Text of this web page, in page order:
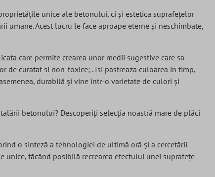
unice ale betonului, ci și estetica suprafețelor
Acest lucru le face aproape eterne și neschimbate,
care permite crearea unor medii sugestive care sa
de curatat si non-toxice; . Isi pastreaza culoarea in timp,
durabilă și vine într-o varietate de culori și
betonului? Descoperiți selecția noastră mare de plăci
o sinteză a tehnologiei de ultimă oră și a cercetării
unice, făcând posibilă recrearea efectului unei suprafețe